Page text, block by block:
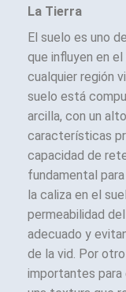
La Tierra
El suelo es uno
que influyen en
cualquier región
suelo está
arcilla, con un
características
capacidad de
fundamental
la caliza en el
permeabilidad
adecuado y
de la vid. Por
importantes para